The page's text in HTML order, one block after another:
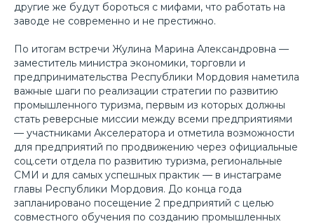
другие же будут бороться с мифами, что работать на
заводе не современно и не престижно.
По итогам встречи Жулина Марина Александровна —
заместитель министра экономики, торговли и
предпринимательства Республики Мордовия наметила
важные шаги по реализации стратегии по развитию
промышленного туризма, первым из которых должны
стать реверсные миссии между всеми предприятиями
— участниками Акселератора и отметила возможности
для предприятий по продвижению через официальные
соц.сети отдела по развитию туризма, региональные
СМИ и для самых успешных практик — в инстаграме
главы Республики Мордовия. До конца года
запланировано посещение 2 предприятий с целью
совместного обучения по созданию промышленных